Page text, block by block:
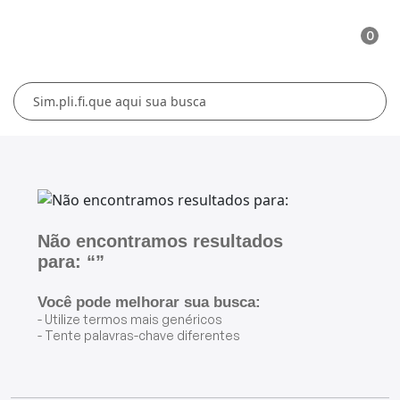
0
Não encontramos resultados
para: “”
Você pode melhorar sua busca:
- Utilize termos mais genéricos
- Tente palavras-chave diferentes
Cozinha
Chaleiras Elétricas
Cafeteiras
Conforto Térmico
Cuidados Pessoais
Pranchas